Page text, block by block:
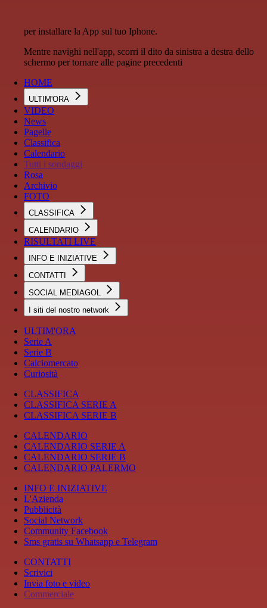
per installare la App sul tuo Iphone.
Mentre navighi nell'app, scorri il dito da sinistra a destra dello
schermo per tornare alle pagine precedenti
HOME
ULTIM'ORA
VIDEO
News
Pagelle
Classifica
Calendario
Tutti i sondaggi
Rosa
Archivio
FOTO
CLASSIFICA
CALENDARIO
RISULTATI LIVE
INFO E INIZIATIVE
CONTATTI
SOCIAL MEDIAGOL
I siti del nostro network
ULTIM'ORA
Serie A
Serie B
Calciomercato
Curiosità
CLASSIFICA
CLASSIFICA SERIE A
CLASSIFICA SERIE B
CALENDARIO
CALENDARIO SERIE A
CALENDARIO SERIE B
CALENDARIO PALERMO
INFO E INIZIATIVE
L'Azienda
Pubblicità
Social Network
Community Facebook
Sms gratis su Whatsapp e Telegram
CONTATTI
Scrivici
Invia foto e video
Commerciale